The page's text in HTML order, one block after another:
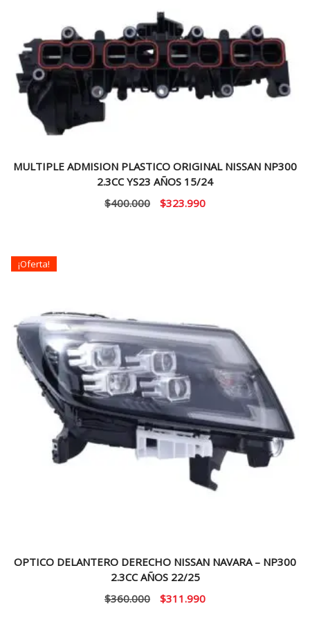
MULTIPLE ADMISION PLASTICO ORIGINAL NISSAN NP300
2.3CC YS23 AÑOS 15/24
$400.000
El
$323.990El
¡Oferta!
OPTICO DELANTERO DERECHO NISSAN NAVARA – NP300
2.3CC AÑOS 22/25
$360.000
El
$311.990El